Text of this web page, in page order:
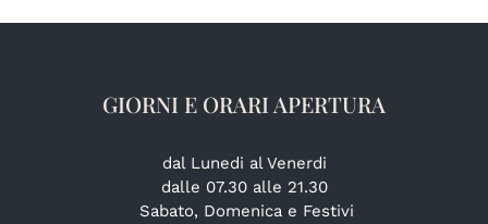
GIORNI E ORARI APERTURA
dal Lunedi al Venerdi
dalle 07.30 alle 21.30
Sabato, Domenica e Festivi